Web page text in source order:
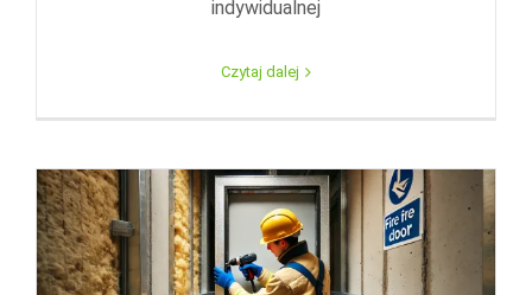
indywidualnej
Czytaj dalej